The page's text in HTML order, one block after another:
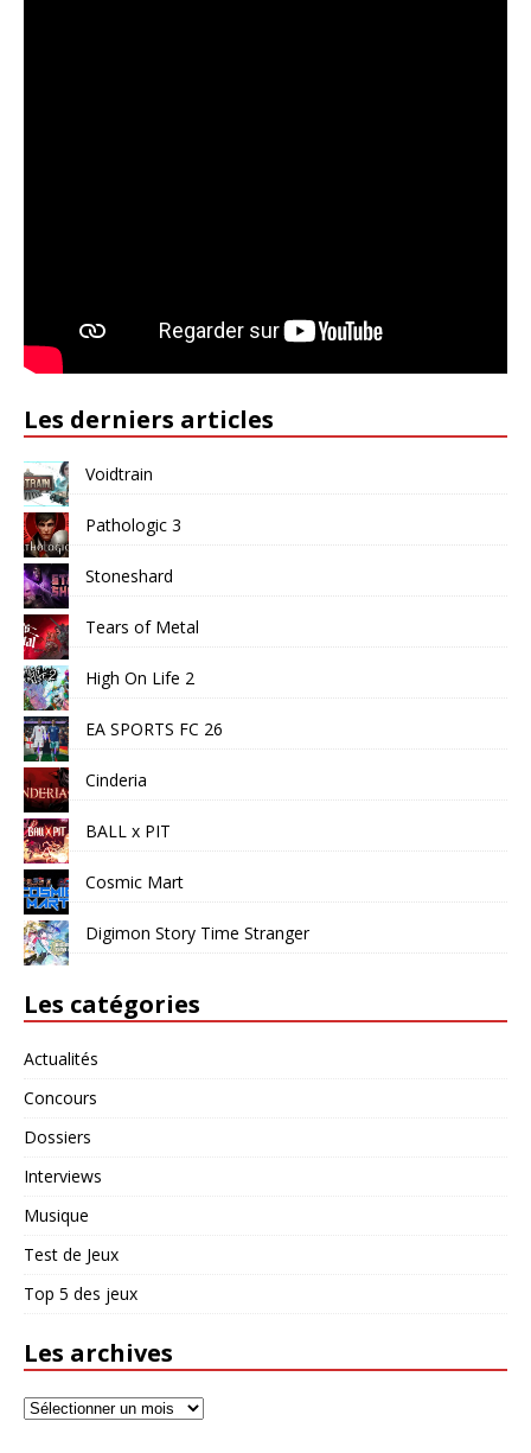
Les derniers articles
Voidtrain
Pathologic 3
Stoneshard
Tears of Metal
High On Life 2
EA SPORTS FC 26
Cinderia
BALL x PIT
Cosmic Mart
Digimon Story Time Stranger
Les catégories
Actualités
Concours
Dossiers
Interviews
Musique
Test de Jeux
Top 5 des jeux
Les archives